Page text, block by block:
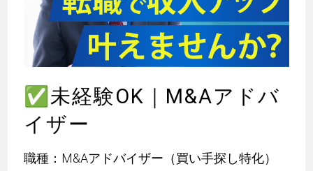
✅ 未経験OK｜M&Aアドバ
イザー
職種：M&Aアドバイザー（買い手探し特化）